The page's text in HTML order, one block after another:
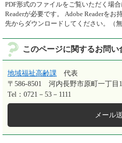
PDF形式のファイルをご覧いただく場
Readerが必要です。
Adobe Readerをお
先からダウンロードしてください。（無
このページに関するお問い
地域福祉高齢課
代表
〒586-8501
河内長野市原町一丁目
Tel：0721－53－1111
メール